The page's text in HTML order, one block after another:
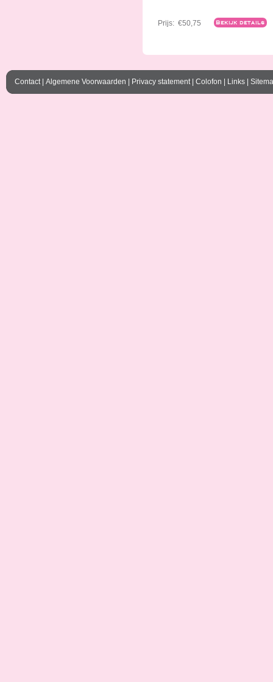
Prijs: €50,75 Bekijk details
Contact| Algemene Voorwaarden Privacy statement| Colofon Links